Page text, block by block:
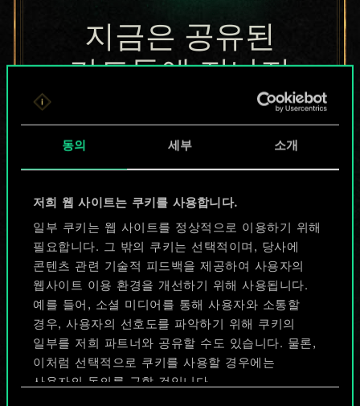
동의 세부 소개
저희 웹 사이트는 쿠키를 사용합니다.
일부 쿠키는 웹 사이트를 정상적으로 이용하기 위해
필요합니다. 그 밖의 쿠키는 선택적이며, 당사에
콘텐츠 관련 기술적 피드백을 제공하여 사용자의
웹사이트 이용 환경을 개선하기 위해 사용됩니다.
예를 들어, 소셜 미디어를 통해 사용자와 소통할
경우, 사용자의 선호도를 파악하기 위해 쿠키의
일부를 저희 파트너와 공유할 수도 있습니다. 물론,
이처럼 선택적으로 쿠키를 사용할 경우에는
사용자의 동의를 구할 것입니다.
지금은 공유된
카드들에 지나지
무궁무진한
가능성을 가지고
있습니다!
덱 이름 짓기 & 가이드 작성하기
덱 편집
또는